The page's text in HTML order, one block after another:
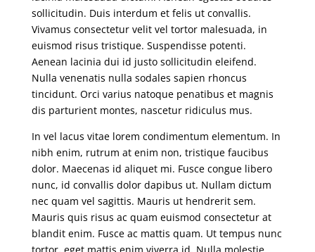
sollicitudin. Duis interdum et felis ut convallis.
Vivamus consectetur velit vel tortor malesuada, in
euismod risus tristique. Suspendisse potenti.
Aenean lacinia dui id justo sollicitudin eleifend.
Nulla venenatis nulla sodales sapien rhoncus
tincidunt. Orci varius natoque penatibus et magnis
dis parturient montes, nascetur ridiculus mus.
In vel lacus vitae lorem condimentum elementum. In
nibh enim, rutrum at enim non, tristique faucibus
dolor. Maecenas id aliquet mi. Fusce congue libero
nunc, id convallis dolor dapibus ut. Nullam dictum
nec quam vel sagittis. Mauris ut hendrerit sem.
Mauris quis risus ac quam euismod consectetur at
blandit enim. Fusce ac mattis quam. Ut tempus nunc